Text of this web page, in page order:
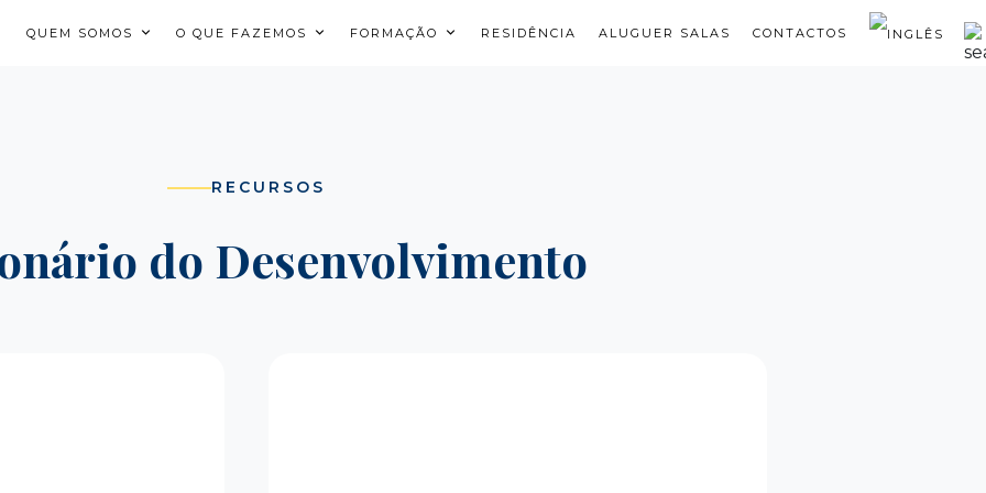
QUEM SOMOS O QUE FAZEMOS FORMAÇÃO RESIDÊNCIA ALUGUER SALAS CONTACTOS
RECURSOS
do Desenvolvimento